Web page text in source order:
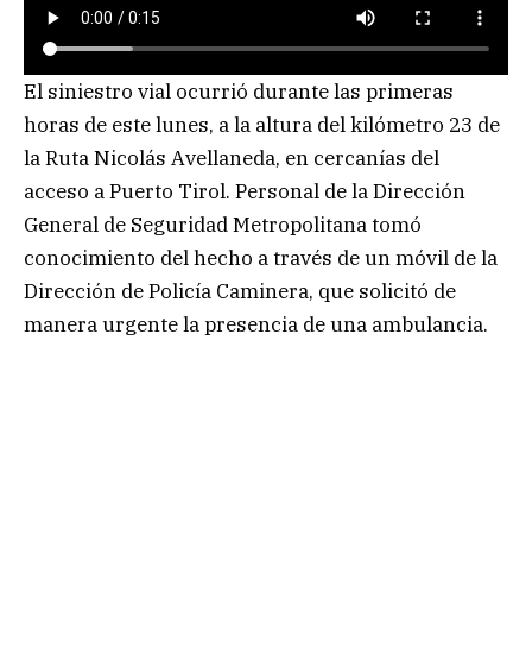
El siniestro vial ocurrió durante las primeras
horas de este lunes, a la altura del kilómetro 23 de
la Ruta Nicolás Avellaneda, en cercanías del
acceso a Puerto Tirol. Personal de la Dirección
General de Seguridad Metropolitana tomó
conocimiento del hecho a través de un móvil de la
Dirección de Policía Caminera, que solicitó de
manera urgente la presencia de una ambulancia.